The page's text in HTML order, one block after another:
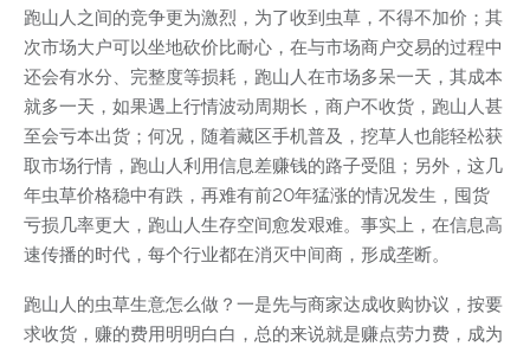
跑山人之间的竞争更为激烈，为了收到虫草，不得不加价；其
次市场大户可以坐地砍价比耐心，在与市场商户交易的过程中
还会有水分、完整度等损耗，跑山人在市场多呆一天，其成本
就多一天，如果遇上行情波动周期长，商户不收货，跑山人甚
至会亏本出货；何况，随着藏区手机普及，挖草人也能轻松获
取市场行情，跑山人利用信息差赚钱的路子受阻；另外，这几
年虫草价格稳中有跌，再难有前20年猛涨的情况发生，囤货
亏损几率更大，跑山人生存空间愈发艰难。事实上，在信息高
速传播的时代，每个行业都在消灭中间商，形成垄断。
跑山人的虫草生意怎么做？一是先与商家达成收购协议，按要
求收货，赚的费用明明白白，总的来说就是赚点劳力费，成为